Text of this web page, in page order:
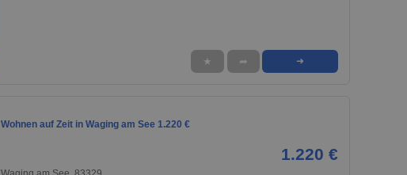
★ ➦ ➜
Wohnen auf Zeit in Waging am See 1.220 €
1.220 €